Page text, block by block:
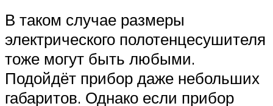
В таком случае размеры
электрического полотенцесушителя
тоже могут быть любыми.
Подойдёт прибор даже небольших
габаритов. Однако если прибор